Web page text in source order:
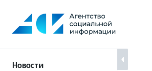
содержанию
Новости